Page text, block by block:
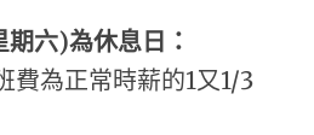
六)為休息日：
費為正常時薪的1又1/3